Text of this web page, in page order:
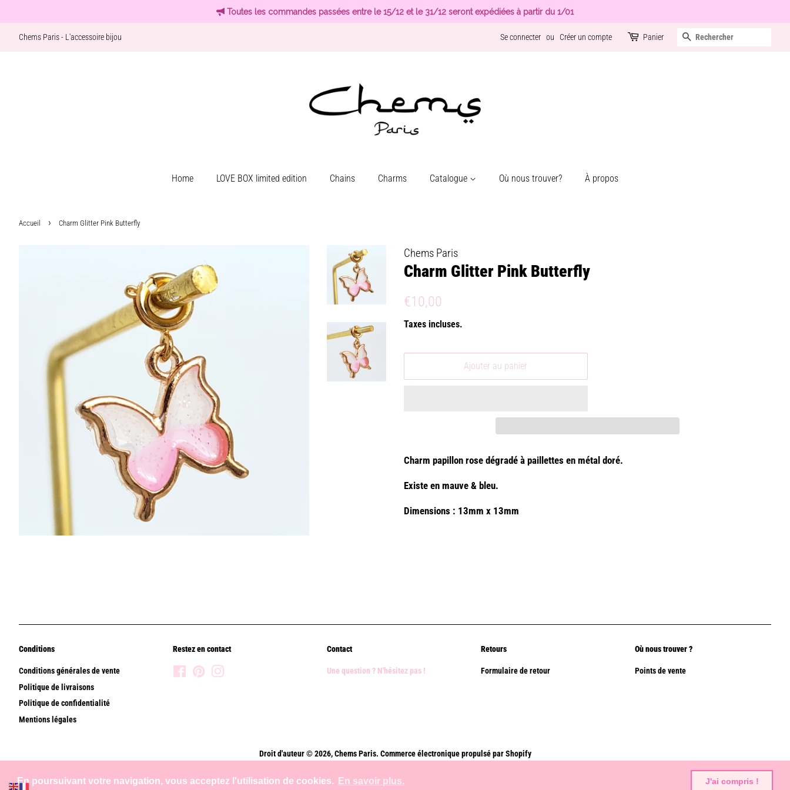
En poursuivant votre navigation, vous acceptez l'utilisation de cookies. En savoir plus. J'ai compris !
Toutes les commandes passées entre le 15/12 et le 31/12 seront expédiées à partir du 1/01
Chems Paris - L'accessoire bijou Se connecter ou Créer un compte Panier Recherche
Home LOVE BOX limited edition Chains Charms Catalogue Où nous trouver? À propos
Accueil › Charm Glitter Pink Butterfly
Chems Paris
Charm Glitter Pink Butterfly
Prix
€10,00
Taxes incluses.
Ajouter au panier
Charm papillon rose dégradé à paillettes en métal doré.
Existe en mauve & bleu.
Dimensions : 13mm x 13mm
Conditions
Conditions générales de vente
Politique de livraisons
Politique de confidentialité
Mentions légales
Restez en contact
FacebookPinterest
Contact
Une question ? N'hésitez pas !
Retours
Formulaire de retour
Où nous trouver ?
Points de vente
Droit d'auteur © 2026,Chems Paris. Commerce électronique propulsé par Shopify